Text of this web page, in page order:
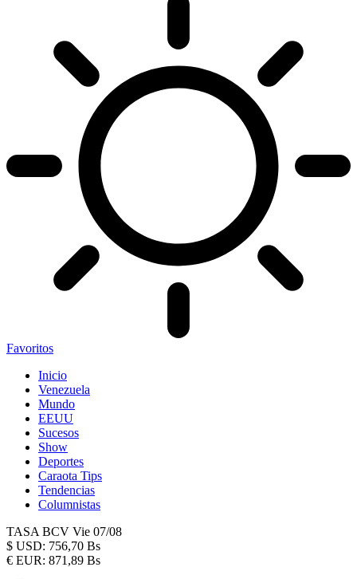
Favoritos
Inicio
Venezuela
Mundo
EEUU
Sucesos
Show
Deportes
Caraota Tips
Tendencias
Columnistas
TASA BCV Vie 07/08
$ USD: 756,70 Bs
€ EUR: 871,89 Bs